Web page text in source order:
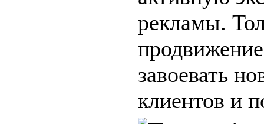
рекламы.
завоевать
клиентов и